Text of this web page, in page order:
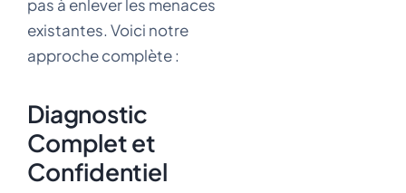
pas à enlever les menaces
existantes. Voici notre
approche complète :
Diagnostic
Complet et
Confidentiel